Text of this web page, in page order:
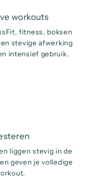
workouts
fitness, boksen
stevige afwerking
intensief gebruik.
liggen stevig in de
geven je volledige